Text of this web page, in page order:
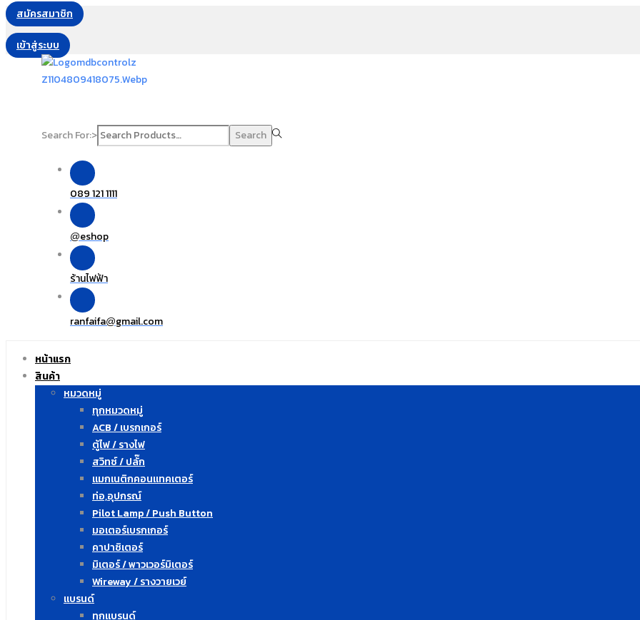
สมัครสมาชิก
เข้าสู่ระบบ
Search For:> Search
089 121 1111
@eshop
ร้านไฟฟ้า
ranfaifa@gmail.com
หน้าแรก
สินค้า
หมวดหมู่
ทุกหมวดหมู่
ACB / เบรกเกอร์
ตู้ไฟ / รางไฟ
สวิทซ์ / ปลั๊ก
แมกเนติกคอนแทคเตอร์
ท่อ,อุปกรณ์
Pilot Lamp / Push Button
มอเตอร์เบรกเกอร์
คาปาซิเตอร์
มิเตอร์ / พาวเวอร์มิเตอร์
Wireway / รางวายเวย์
แบรนด์
ทุกแบรนด์